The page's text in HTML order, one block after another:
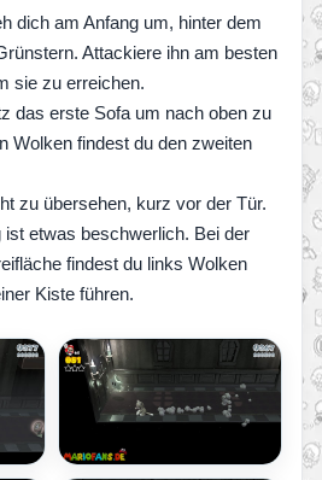
dich am Anfang um, hinter dem
Attackiere ihn am besten
sie zu erreichen.
das erste Sofa um nach oben zu
Wolken findest du den zweiten
zu übersehen, kurz vor der Tür.
ist etwas beschwerlich. Bei der
findest du links Wolken
Kiste führen.